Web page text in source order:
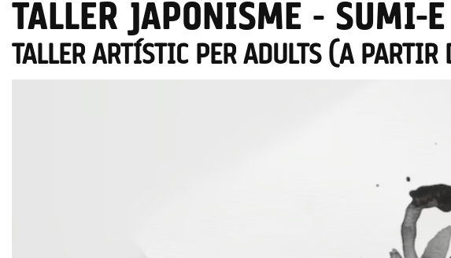
TALLER JAPONISME - SUMI-E
TALLER ARTÍSTIC PER ADULTS (A